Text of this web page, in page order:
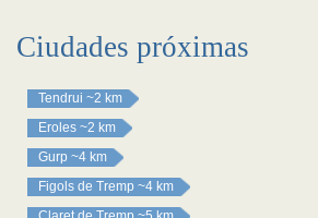
Ciudades próximas
Tendrui ~2 km
Eroles ~2 km
Gurp ~4 km
Figols de Tremp ~4 km